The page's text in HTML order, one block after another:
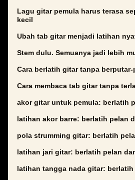
Lagu gitar pemula harus terasa
kecil
Ubah tab gitar menjadi latihan
Stem dulu. Semuanya jadi lebih
Cara berlatih gitar tanpa berputar-
Cara membaca tab gitar tanpa
akor gitar untuk pemula: berlatih
latihan akor barre: berlatih pelan
pola strumming gitar: berlatih
latihan jari gitar: berlatih pelan
latihan tangga nada gitar: